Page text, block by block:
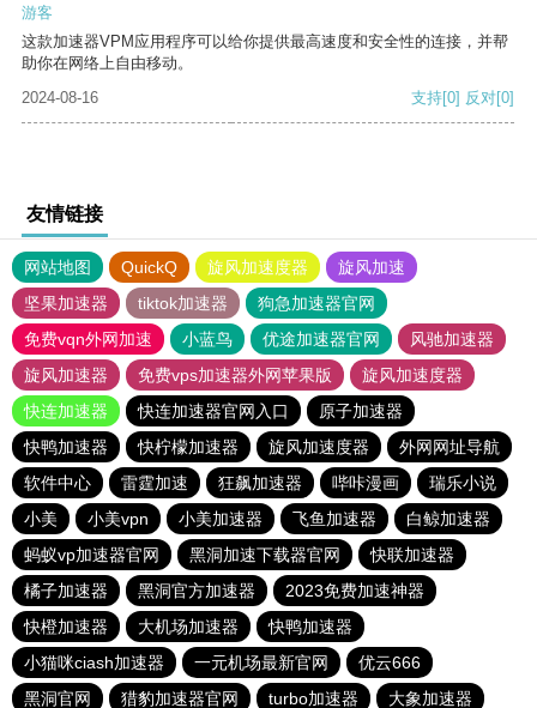
游客
这款加速器VPM应用程序可以给你提供最高速度和安全性的连接，并帮
助你在网络上自由移动。
2024-08-16
支持[0] 反对[0]
友情链接
网站地图 QuickQ 旋风加速度器
旋风加速
坚果加速器
tiktok加速器
狗急加速器官网
免费vqn外网加速
小蓝鸟 优途加速器官网
风驰加速器
旋风加速器
免费vps加速器外网苹果版
旋风加速度器
快连加速器
快连加速器官网入口
原子加速器
快鸭加速器
快柠檬加速器 旋风加速度器
外网网址导航
软件中心
雷霆加速 狂飙加速器 哔咔漫画
瑞乐小说
小美
小美vpn 小美加速器 飞鱼加速器
白鲸加速器
蚂蚁vp加速器官网
黑洞加速下载器官网
快联加速器
橘子加速器
黑洞官方加速器
2023免费加速神器
快橙加速器
大机场加速器
快鸭加速器
小猫咪ciash加速器
一元机场最新官网
优云666
黑洞官网
猎豹加速器官网 turbo加速器 大象加速器